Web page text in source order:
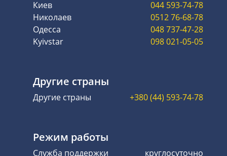
Киев
044 593-74-78
Николаев
0512 76-68-78
Одесса
048 737-47-28
Kyivstar
098 021-05-05
Другие страны
Другие страны +380 (44) 593-74-78
Режим работы
Служба поддержки
круглосуточно